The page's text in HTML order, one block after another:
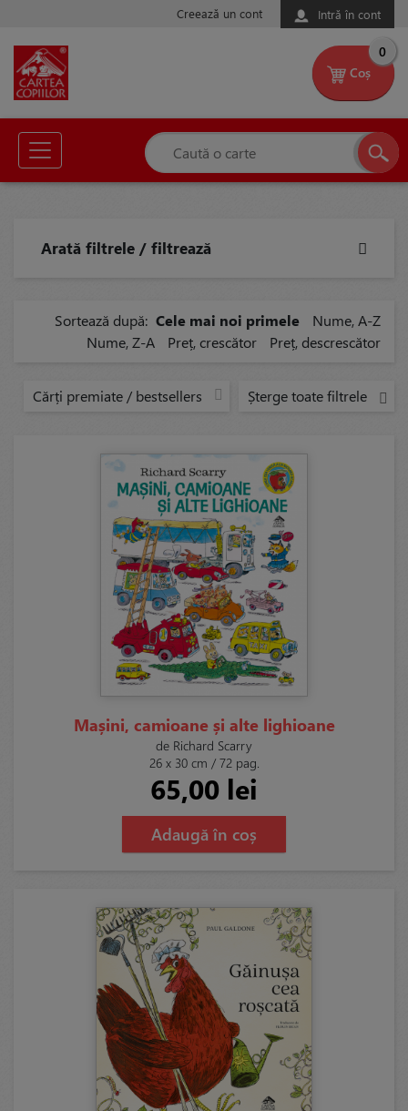
Creează un cont Intră în cont
Coș
0
Arată filtrele / filtrează
Sortează după: Cele mai noi primele
Nume, A-Z
Nume, Z-A
Preț, crescător Preț, descrescător
Șterge toate filtrele
Cărți premiate / bestsellers
Mașini, camioane și alte lighioane
de Richard Scarry
26 x 30 cm / 72 pag.
65,00 lei
Adaugă în coș